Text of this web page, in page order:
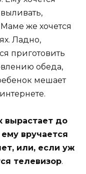
же хочется
Ладно,
приготовить
обеда,
мешает
вырастает до
вручается
или, если уж
телевизор.